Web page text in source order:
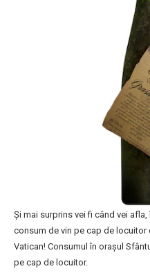
Și mai surprins vei fi când vei
consum de vin pe cap de locuitor
Vatican! Consumul în orașul
pe cap de locuitor.